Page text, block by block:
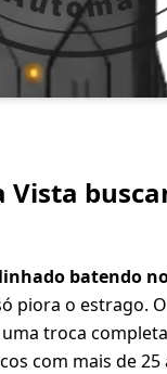
Vista
batendo
piora o estrago.
troca
com mais de 25